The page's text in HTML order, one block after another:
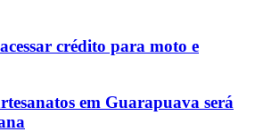
crédito para moto e
em Guarapuava será